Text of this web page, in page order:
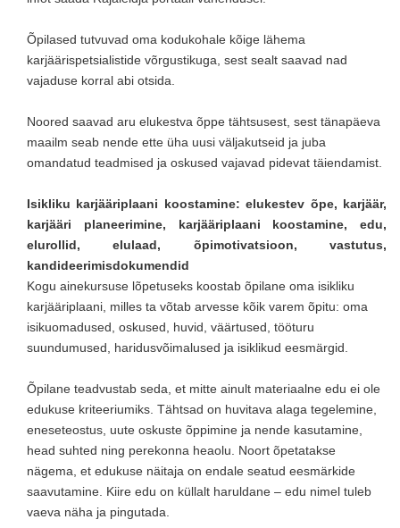
Õpilased tutvuvad oma kodukohale kõige lähema
karjäärispetsialistide võrgustikuga, sest sealt saavad nad
vajaduse korral abi otsida.
Noored saavad aru elukestva õppe tähtsusest, sest tänapäeva
maailm seab nende ette üha uusi väljakutseid ja juba
omandatud teadmised ja oskused vajavad pidevat täiendamist.
Isikliku karjääriplaani koostamine: elukestev õpe, karjäär,
karjääri planeerimine, karjääriplaani koostamine, edu,
elurollid, elulaad, õpimotivatsioon, vastutus,
kandideerimisdokumendid
Kogu ainekursuse lõpetuseks koostab õpilane oma isikliku
karjääriplaani, milles ta võtab arvesse kõik varem õpitu: oma
isikuomadused, oskused, huvid, väärtused, tööturu
suundumused, haridusvõimalused ja isiklikud eesmärgid.
Õpilane teadvustab seda, et mitte ainult materiaalne edu ei ole
edukuse kriteeriumiks. Tähtsad on huvitava alaga tegelemine,
eneseteostus, uute oskuste õppimine ja nende kasutamine,
head suhted ning perekonna heaolu. Noort õpetatakse
nägema, et edukuse näitaja on endale seatud eesmärkide
saavutamine. Kiire edu on küllalt haruldane – edu nimel tuleb
vaeva näha ja pingutada.